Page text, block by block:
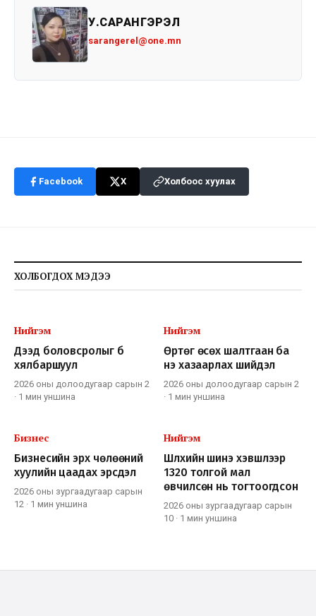
У.САРАНГЭРЭЛ
sarangerel@one.mn
Facebook X Холбоос хуулах
ХОЛБОГДОХ МЭДЭЭ
Нийгэм
Дээд боловсролыг бүү
хялбаршуул
2026 оны долоодугаар сарын 2
· 1 мин уншина
Нийгэм
Өртөг өсөх шалтгаан ба
үнэ хазаарлах шийдэл
2026 оны долоодугаар сарын 2
· 1 мин уншина
Бизнес
Бизнесийн эрх чөлөөний
хуулийн цаадах эрсдэл
2026 оны зургаадугаар сарын
12 · 1 мин уншина
Нийгэм
Шүлхийн шинэ хэвшлээр
1320 толгой мал
өвчилсөн нь тогтоогдсон
2026 оны зургаадугаар сарын
10 · 1 мин уншина